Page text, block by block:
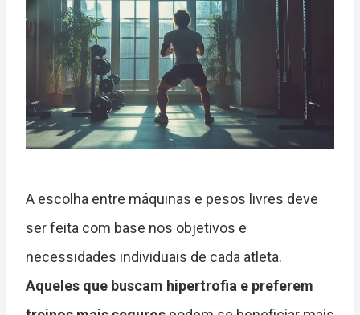
A escolha entre máquinas e pesos livres deve
ser feita com base nos objetivos e
necessidades individuais de cada atleta.
Aqueles que buscam hipertrofia e preferem